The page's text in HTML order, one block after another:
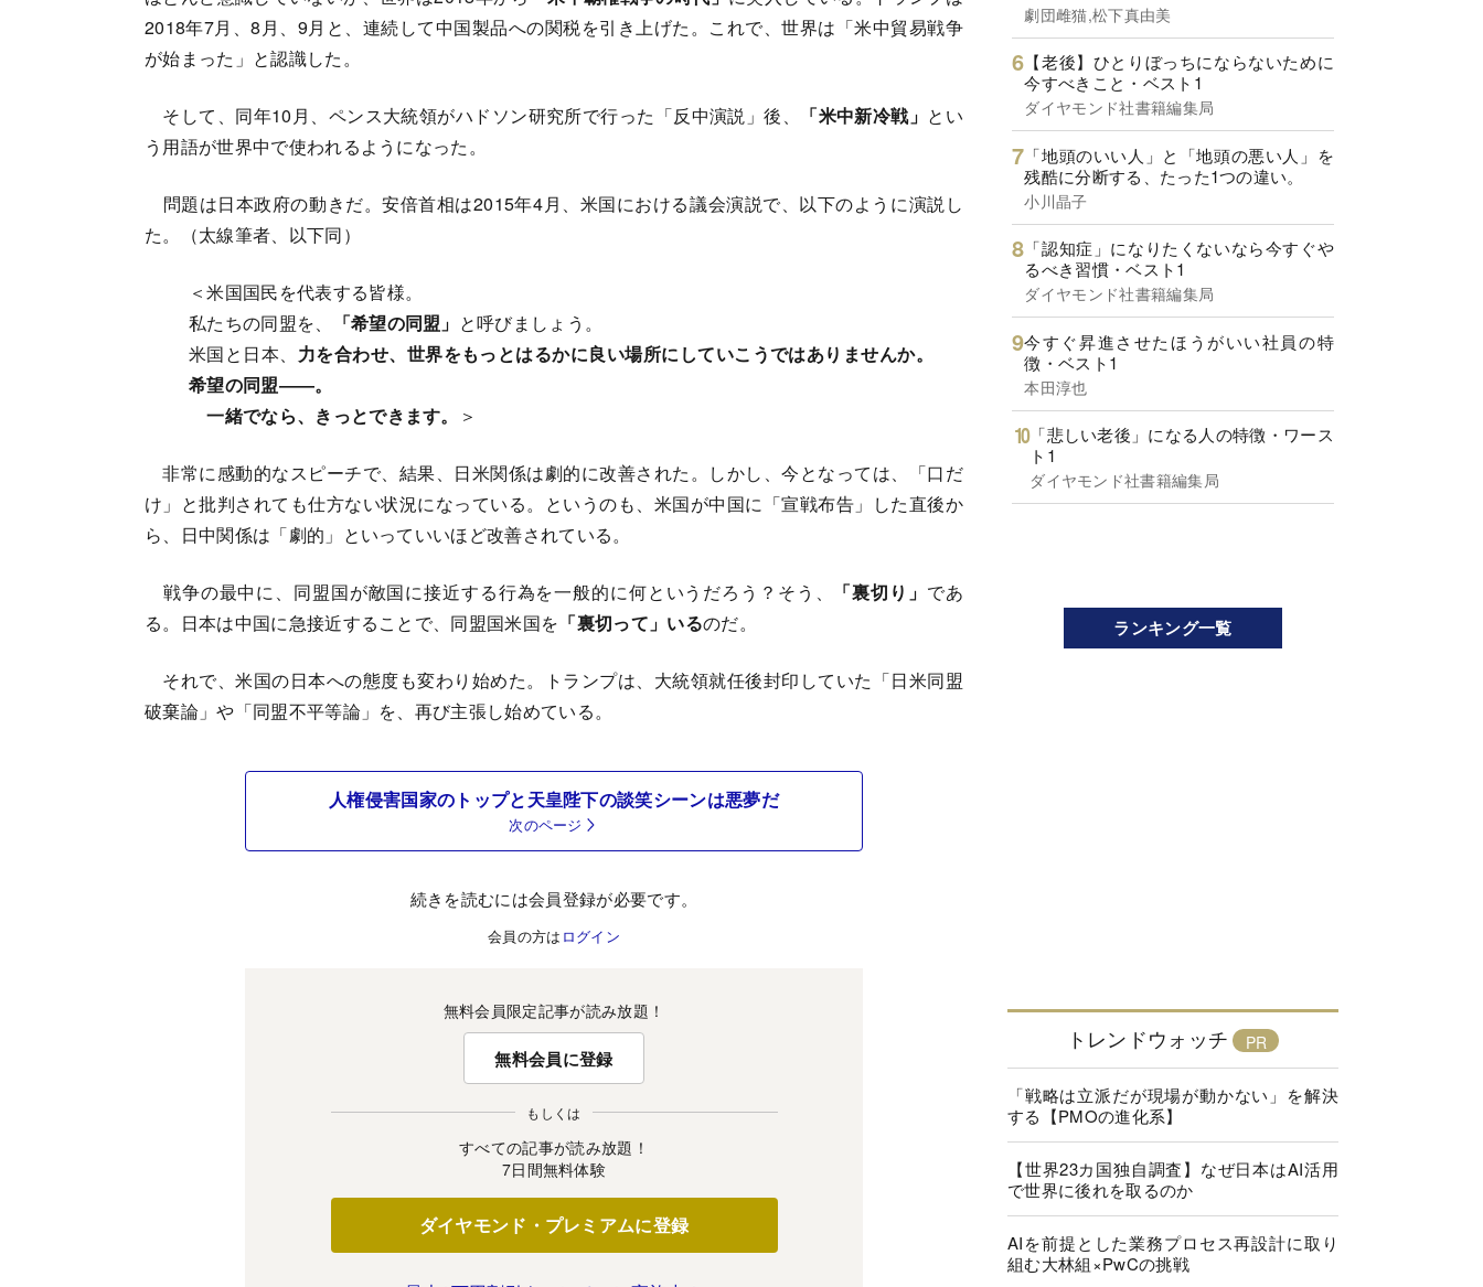
2018年7月、8月、9月と、連続して中国製品への関税を引き上げた。これで、世界は「米中貿易戦争
が始まった」と認識した。
そして、同年10月、ペンス大統領がハドソン研究所で行った「反中演説」後、 「米中新冷戦」 とい
う用語が世界中で使われるようになった。
問題は日本政府の動きだ。安倍首相は2015年4月、米国における議会演説で、以下のように演説し
た。（太線筆者、以下同）
＜米国国民を代表する皆様。
私たちの同盟を、
「希望の同盟」 と呼びましょう。
米国と日本、 力を合わせ、世界をもっとはるかに良い場所にしていこうではありませんか。
希望の同盟――。
一緒でなら、きっとできます。
＞
非常に感動的なスピーチで、結果、日米関係は劇的に改善された。しかし、今となっては、「口だ
け」と批判されても仕方ない状況になっている。というのも、米国が中国に「宣戦布告」した直後か
ら、日中関係は「劇的」といっていいほど改善されている。
戦争の最中に、同盟国が敵国に接近する行為を一般的に何というだろう？そう、 「裏切り」 であ
る。日本は中国に急接近することで、同盟国米国を 「裏切って」いるのだ。
それで、米国の日本への態度も変わり始めた。トランプは、大統領就任後封印していた「日米同盟
破棄論」や「同盟不平等論」を、再び主張し始めている。
人権侵害国家のトップと天皇陛下の談笑シーンは悪夢だ
次のページ
続きを読むには会員登録が必要です。
会員の方は ログイン
無料会員限定記事が読み放題！
無料会員に登録
もしくは
すべての記事が読み放題！
7日間無料体験
ダイヤモンド・プレミアムに登録
劇団雌猫,松下真由美
【老後】ひとりぼっちにならないために
今すべきこと・ベスト1
ダイヤモンド社書籍編集局
「地頭のいい人」と「地頭の悪い人」を
残酷に分断する、たった1つの違い。
小川晶子
「認知症」になりたくないなら今すぐや
るべき習慣・ベスト1
ダイヤモンド社書籍編集局
今すぐ昇進させたほうがいい社員の特
徴・ベスト1
本田淳也
「悲しい老後」になる人の特徴・ワース
ト1
ダイヤモンド社書籍編集局
ランキング一覧
トレンドウォッチ
「戦略は立派だが現場が動かない」を解決
する【PMOの進化系】
【世界23カ国独自調査】なぜ日本はAI活用
で世界に後れを取るのか
AIを前提とした業務プロセス再設計に取り
組む大林組×PwCの挑戦